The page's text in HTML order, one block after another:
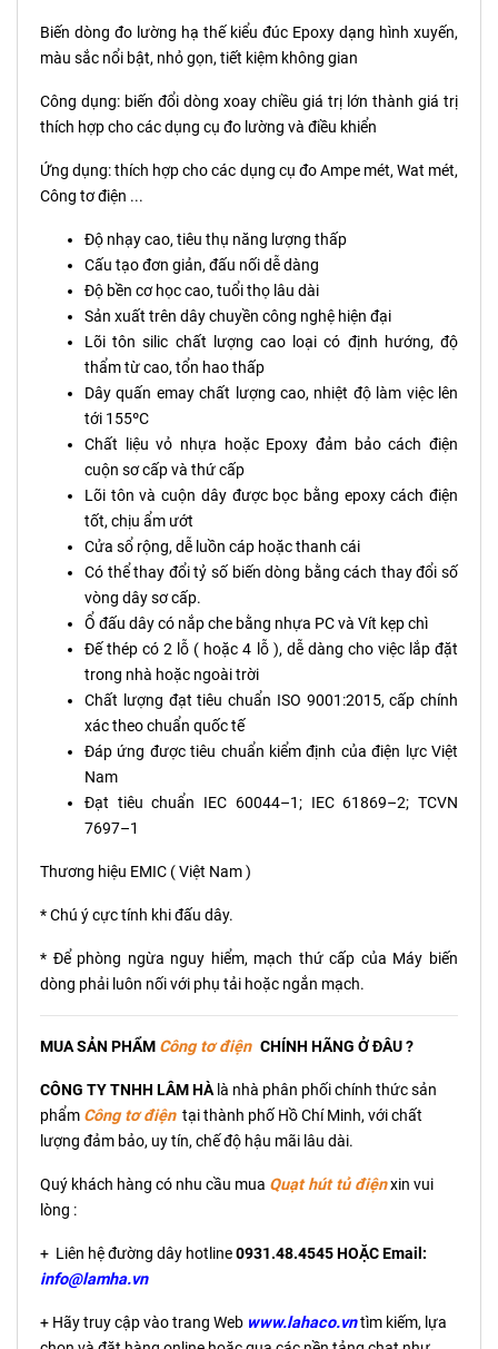
Biến dòng đo lường hạ thế kiểu đúc Epoxy dạng hình xuyến,
màu sắc nổi bật, nhỏ gọn, tiết kiệm không gian
Công dụng: biến đổi dòng xoay chiều giá trị lớn thành giá trị
thích hợp cho các dụng cụ đo lường và điều khiển
Ứng dụng: thích hợp cho các dụng cụ đo Ampe mét, Wat mét,
Công tơ điện ...
Độ nhạy cao, tiêu thụ năng lượng thấp
Cấu tạo đơn giản, đấu nối dễ dàng
Độ bền cơ học cao, tuổi thọ lâu dài
Sản xuất trên dây chuyền công nghệ hiện đại
Lõi tôn silic chất lượng cao loại có định hướng, độ
thẩm từ cao, tổn hao thấp
Dây quấn emay chất lượng cao, nhiệt độ làm việc lên
tới 155ºC
Chất liệu vỏ nhựa hoặc Epoxy đảm bảo cách điện
cuộn sơ cấp và thứ cấp
Lõi tôn và cuộn dây được bọc bằng epoxy cách điện
tốt, chịu ẩm ướt
Cửa sổ rộng, dễ luồn cáp hoặc thanh cái
Có thể thay đổi tỷ số biến dòng bằng cách thay đổi số
vòng dây sơ cấp.
Ổ đấu dây có nắp che bằng nhựa PC và Vít kẹp chì
Đế thép có 2 lỗ ( hoặc 4 lỗ ), dễ dàng cho việc lắp đặt
trong nhà hoặc ngoài trời
Chất lượng đạt tiêu chuẩn ISO 9001:2015, cấp chính
xác theo chuẩn quốc tế
Đáp ứng được tiêu chuẩn kiểm định của điện lực Việt
Nam
Đạt tiêu chuẩn IEC 60044–1; IEC 61869–2; TCVN
7697–1
Thương hiệu EMIC ( Việt Nam )
* Chú ý cực tính khi đấu dây.
* Để phòng ngừa nguy hiểm, mạch thứ cấp của Máy biến
dòng phải luôn nối với phụ tải hoặc ngắn mạch.
MUA SẢN PHẨM Công tơ điện CHÍNH HÃNG Ở ĐÂU ?
CÔNG TY TNHH LÂM HÀlà nhà phân phối chính thức sản
phẩm Công tơ điện tại thành phố Hồ Chí Minh, với chất
lượng đảm bảo, uy tín, chế độ hậu mãi lâu dài.
Quý khách hàng có nhu cầu mua Quạt hút tủ điệnxin vui
lòng :
+ Liên hệ đường dây hotline0931.48.4545 HOẶC Email:
info@lamha.vn
+ Hãy truy cập vào trang Web www.lahaco.vntìm kiếm, lựa